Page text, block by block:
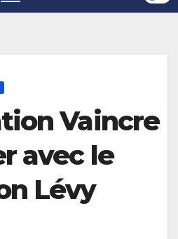
Vaincre
avec le
Lévy